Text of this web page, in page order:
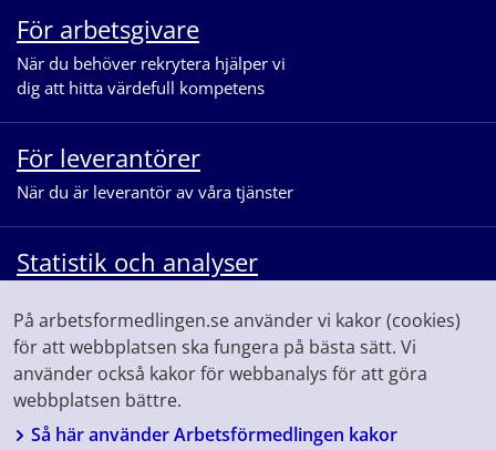
På arbetsformedlingen.se använder vi kakor (cookies)
för att webbplatsen ska fungera på bästa sätt. Vi
använder också kakor för webbanalys för att göra
webbplatsen bättre.
Så här använder Arbetsförmedlingen kakor
För arbetsgivare
När du behöver rekrytera hjälper vi
dig att hitta värdefull kompetens
För leverantörer
När du är leverantör av våra tjänster
Statistik och analyser
våra analyser för arbetsmarknaden